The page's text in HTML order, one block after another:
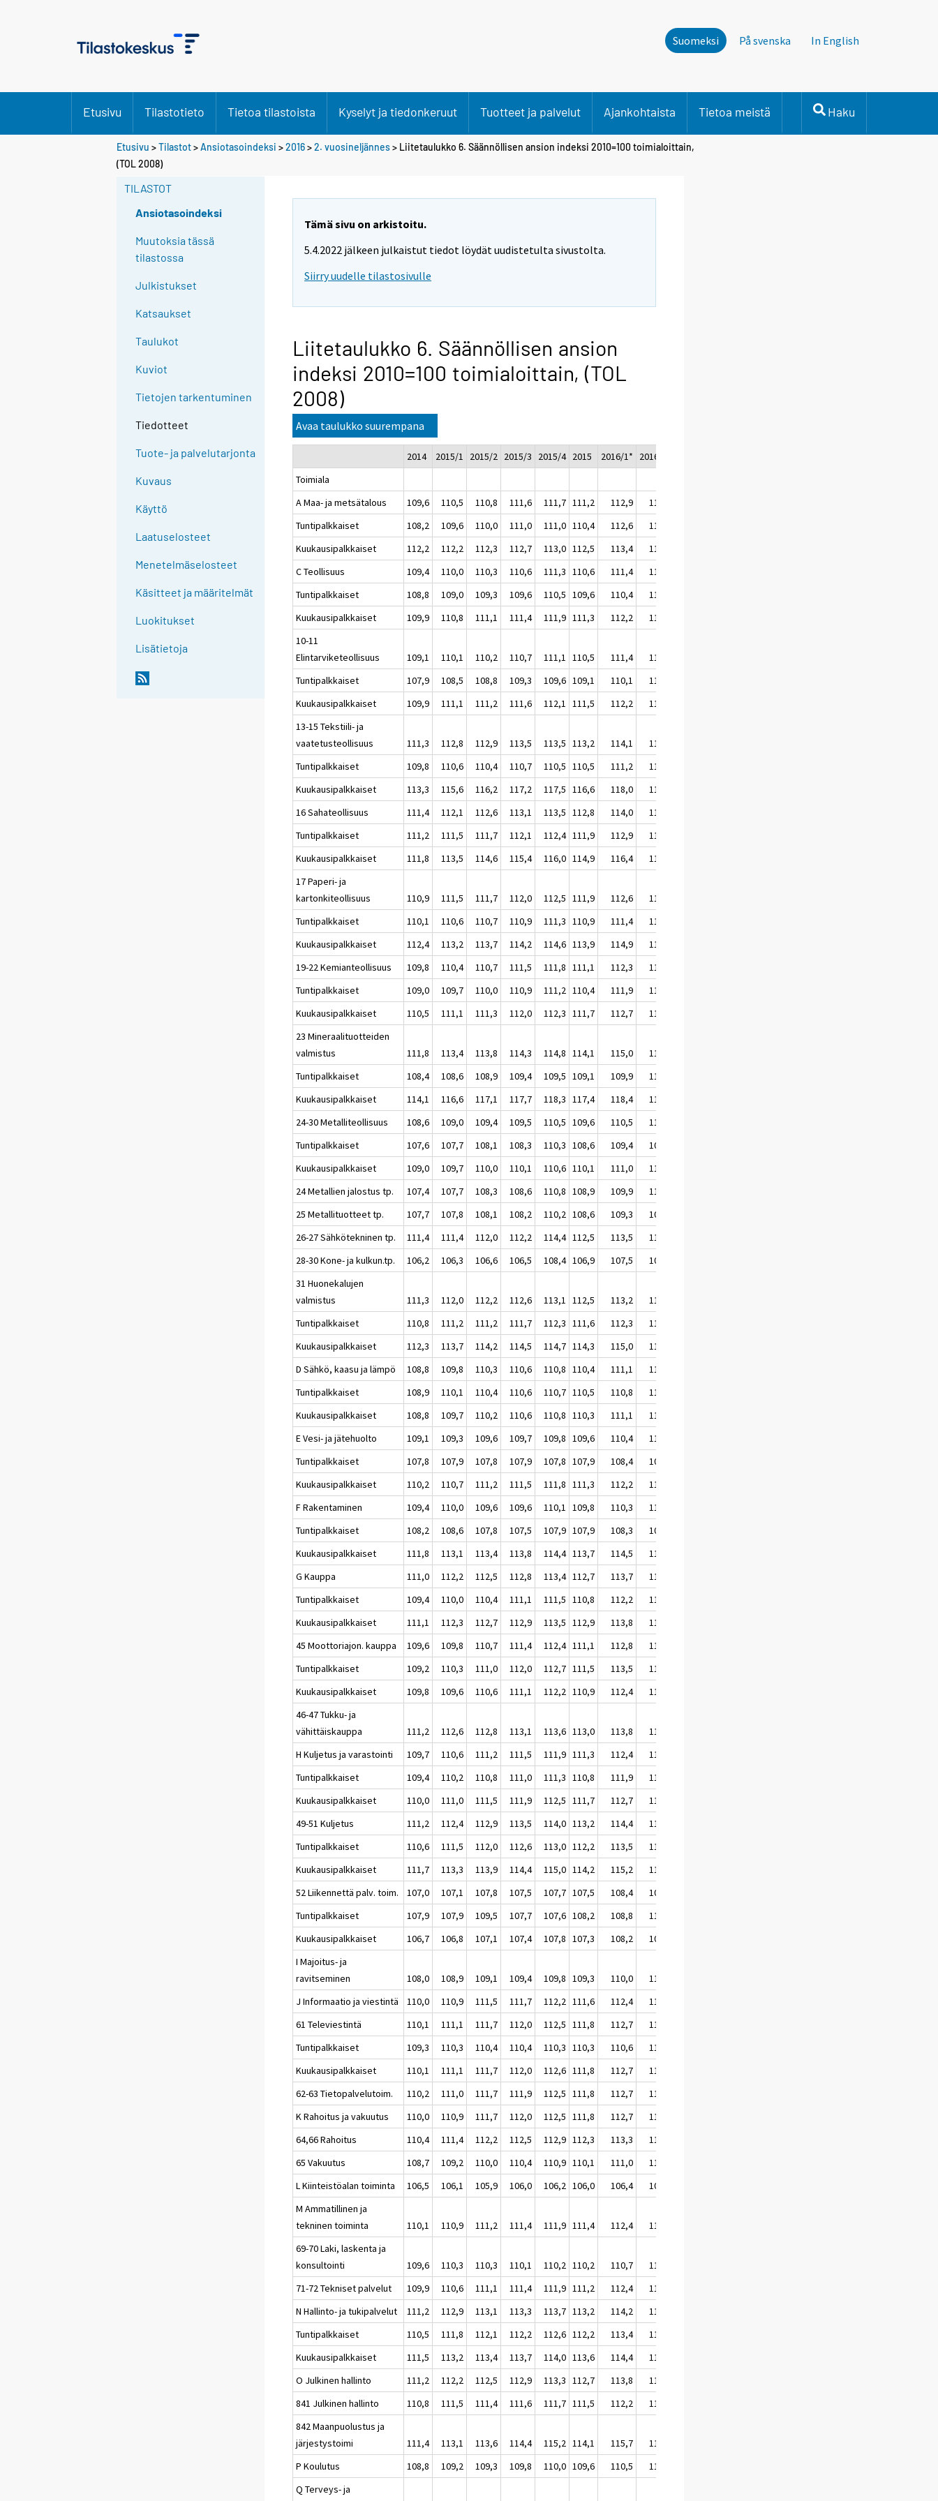
Suomeksi På svenska In English
Etusivu Tilastotieto Tietoa tilastoista Kyselyt ja tiedonkeruut Tuotteet ja palvelut Ajankohtaista Tietoa meistä Haku
Etusivu >Tilastot>Ansiotasoindeksi >2016>2. vuosineljännes> Liitetaulukko 6. Säännöllisen ansion indeksi 2010=100 toimialoittain,
(TOL 2008)
TILASTOT
Ansiotasoindeksi
Muutoksia tässä
tilastossa
Julkistukset
Katsaukset
Taulukot
Kuviot
Tietojen tarkentuminen
Tiedotteet
Tuote- ja palvelutarjonta
Kuvaus
Käyttö
Laatuselosteet
Menetelmäselosteet
Käsitteet ja määritelmät
Luokitukset
Lisätietoja
Tämä sivu on arkistoitu.
5.4.2022 jälkeen julkaistut tiedot löydät uudistetulta sivustolta.
Siirry uudelle tilastosivulle
Liitetaulukko 6. Säännöllisen ansion
indeksi 2010=100 toimialoittain, (TOL
2008)
Avaa taulukko suurempana
2014 2015/1 2015/2 2015/3 2015/4 2015 2016/1*
2016/2*
Toimiala
A Maa- ja metsätalous
109,6 110,5 110,8 111,6 111,7 111,2 112,9
112,7
Tuntipalkkaiset
108,2 109,6 110,0 111,0 111,0 110,4 112,6
112,2
Kuukausipalkkaiset
112,2 112,2 112,3 112,7 113,0 112,5 113,4
113,8
C Teollisuus
109,4 110,0 110,3 110,6 111,3 110,6 111,4
111,7
Tuntipalkkaiset
108,8 109,0 109,3 109,6 110,5 109,6 110,4
110,6
Kuukausipalkkaiset
109,9 110,8 111,1 111,4 111,9 111,3 112,2
112,5
10-11
Elintarviketeollisuus
109,1 110,1 110,2 110,7 111,1 110,5 111,4
111,8
Tuntipalkkaiset
107,9 108,5 108,8 109,3 109,6 109,1 110,1
110,4
Kuukausipalkkaiset
109,9 111,1 111,2 111,6 112,1 111,5 112,2
112,7
13-15 Tekstiili- ja
vaatetusteollisuus
111,3 112,8 112,9 113,5 113,5 113,2 114,1
114,3
Tuntipalkkaiset
109,8 110,6 110,4 110,7 110,5 110,5 111,2
111,3
Kuukausipalkkaiset
113,3 115,6 116,2 117,2 117,5 116,6 118,0
118,3
16 Sahateollisuus
111,4 112,1 112,6 113,1 113,5 112,8 114,0
114,2
Tuntipalkkaiset
111,2 111,5 111,7 112,1 112,4 111,9 112,9
113,1
Kuukausipalkkaiset
111,8 113,5 114,6 115,4 116,0 114,9 116,4
116,7
17 Paperi- ja
kartonkiteollisuus
110,9 111,5 111,7 112,0 112,5 111,9 112,6
113,0
Tuntipalkkaiset
110,1 110,6 110,7 110,9 111,3 110,9 111,4
111,7
Kuukausipalkkaiset
112,4 113,2 113,7 114,2 114,6 113,9 114,9
115,4
19-22 Kemianteollisuus
109,8 110,4 110,7 111,5 111,8 111,1 112,3
112,6
Tuntipalkkaiset
109,0 109,7 110,0 110,9 111,2 110,4 111,9
112,1
Kuukausipalkkaiset
110,5 111,1 111,3 112,0 112,3 111,7 112,7
113,0
23 Mineraalituotteiden
valmistus
111,8 113,4 113,8 114,3 114,8 114,1 115,0
115,6
Tuntipalkkaiset
108,4 108,6 108,9 109,4 109,5 109,1 109,9
110,4
Kuukausipalkkaiset
114,1 116,6 117,1 117,7 118,3 117,4 118,4
119,1
24-30 Metalliteollisuus
108,6 109,0 109,4 109,5 110,5 109,6 110,5
110,6
Tuntipalkkaiset
107,6 107,7 108,1 108,3 110,3 108,6 109,4
109,5
Kuukausipalkkaiset
109,0 109,7 110,0 110,1 110,6 110,1 111,0
111,2
24 Metallien jalostus tp.
107,4 107,7 108,3 108,6 110,8 108,9 109,9
110,1
25 Metallituotteet tp.
107,7 107,8 108,1 108,2 110,2 108,6 109,3
109,4
26-27 Sähkötekninen tp.
111,4 111,4 112,0 112,2 114,4 112,5 113,5
113,6
28-30 Kone- ja kulkun.tp.
106,2 106,3 106,6 106,5 108,4 106,9 107,5
107,7
31 Huonekalujen
valmistus
111,3 112,0 112,2 112,6 113,1 112,5 113,2
113,4
Tuntipalkkaiset
110,8 111,2 111,2 111,7 112,3 111,6 112,3
112,5
Kuukausipalkkaiset
112,3 113,7 114,2 114,5 114,7 114,3 115,0
115,4
D Sähkö, kaasu ja lämpö
108,8 109,8 110,3 110,6 110,8 110,4 111,1
111,4
Tuntipalkkaiset
108,9 110,1 110,4 110,6 110,7 110,5 110,8
111,0
Kuukausipalkkaiset
108,8 109,7 110,2 110,6 110,8 110,3 111,1
111,5
E Vesi- ja jätehuolto
109,1 109,3 109,6 109,7 109,8 109,6 110,4
110,7
Tuntipalkkaiset
107,8 107,9 107,8 107,9 107,8 107,9 108,4
108,7
Kuukausipalkkaiset
110,2 110,7 111,2 111,5 111,8 111,3 112,2
112,5
F Rakentaminen
109,4 110,0 109,6 109,6 110,1 109,8 110,3
110,3
Tuntipalkkaiset
108,2 108,6 107,8 107,5 107,9 107,9 108,3
108,0
Kuukausipalkkaiset
111,8 113,1 113,4 113,8 114,4 113,7 114,5
115,0
G Kauppa
111,0 112,2 112,5 112,8 113,4 112,7 113,7
114,3
Tuntipalkkaiset
109,4 110,0 110,4 111,1 111,5 110,8 112,2
112,5
Kuukausipalkkaiset
111,1 112,3 112,7 112,9 113,5 112,9 113,8
114,4
45 Moottoriajon. kauppa
109,6 109,8 110,7 111,4 112,4 111,1 112,8
113,0
Tuntipalkkaiset
109,2 110,3 111,0 112,0 112,7 111,5 113,5
113,7
Kuukausipalkkaiset
109,8 109,6 110,6 111,1 112,2 110,9 112,4
112,7
46-47 Tukku- ja
vähittäiskauppa
111,2 112,6 112,8 113,1 113,6 113,0 113,8
114,5
H Kuljetus ja varastointi
109,7 110,6 111,2 111,5 111,9 111,3 112,4
112,8
Tuntipalkkaiset
109,4 110,2 110,8 111,0 111,3 110,8 111,9
112,5
Kuukausipalkkaiset
110,0 111,0 111,5 111,9 112,5 111,7 112,7
113,2
49-51 Kuljetus
111,2 112,4 112,9 113,5 114,0 113,2 114,4
114,9
Tuntipalkkaiset
110,6 111,5 112,0 112,6 113,0 112,2 113,5
113,9
Kuukausipalkkaiset
111,7 113,3 113,9 114,4 115,0 114,2 115,2
115,9
52 Liikennettä palv. toim.
107,0 107,1 107,8 107,5 107,7 107,5 108,4
109,0
Tuntipalkkaiset
107,9 107,9 109,5 107,7 107,6 108,2 108,8
110,5
Kuukausipalkkaiset
106,7 106,8 107,1 107,4 107,8 107,3 108,2
108,4
I Majoitus- ja
ravitseminen
108,0 108,9 109,1 109,4 109,8 109,3 110,0
110,5
J Informaatio ja viestintä
110,0 110,9 111,5 111,7 112,2 111,6 112,4
112,6
61 Televiestintä
110,1 111,1 111,7 112,0 112,5 111,8 112,7
112,8
Tuntipalkkaiset
109,3 110,3 110,4 110,4 110,3 110,3 110,6
110,8
Kuukausipalkkaiset
110,1 111,1 111,7 112,0 112,6 111,8 112,7
112,8
62-63 Tietopalvelutoim.
110,2 111,0 111,7 111,9 112,5 111,8 112,7
112,9
K Rahoitus ja vakuutus
110,0 110,9 111,7 112,0 112,5 111,8 112,7
113,0
64,66 Rahoitus
110,4 111,4 112,2 112,5 112,9 112,3 113,3
113,5
65 Vakuutus
108,7 109,2 110,0 110,4 110,9 110,1 111,0
111,3
L Kiinteistöalan toiminta
106,5 106,1 105,9 106,0 106,2 106,0 106,4
107,0
M Ammatillinen ja
tekninen toiminta
110,1 110,9 111,2 111,4 111,9 111,4 112,4
112,7
69-70 Laki, laskenta ja
konsultointi
109,6 110,3 110,3 110,1 110,2 110,2 110,7
110,9
71-72 Tekniset palvelut
109,9 110,6 111,1 111,4 111,9 111,2 112,4
112,7
N Hallinto- ja tukipalvelut
111,2 112,9 113,1 113,3 113,7 113,2 114,2
114,8
Tuntipalkkaiset
110,5 111,8 112,1 112,2 112,6 112,2 113,4
113,9
Kuukausipalkkaiset
111,5 113,2 113,4 113,7 114,0 113,6 114,4
115,0
O Julkinen hallinto
111,2 112,2 112,5 112,9 113,3 112,7 113,8
114,2
841 Julkinen hallinto
110,8 111,5 111,4 111,6 111,7 111,5 112,2
112,6
842 Maanpuolustus ja
järjestystoimi
111,4 113,1 113,6 114,4 115,2 114,1 115,7
116,1
P Koulutus
108,8 109,2 109,3 109,8 110,0 109,6 110,5
110,7
Q Terveys- ja